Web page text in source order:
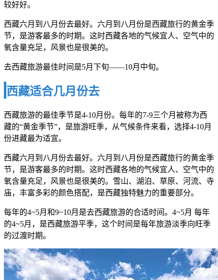
较好好。
西藏六月到八月份去最好。六月到八月份是西藏旅行的黄金季
节，是游客最多的时期。这时西藏各地的气候宜人、空气中的
氧含量充足，风景也是很美的。
去西藏旅游最佳时间是5月下旬——10月中旬。
西藏适合几月份去
西藏旅游的最佳季节是4-10月份。每年的7-9三个月被称为西
藏的“黄金季节”，是旅游旺季，从气候条件来看，选择4-10月
份进藏最为适宜。
西藏六月到八月份去最好。六月到八月份是西藏旅行的黄金季
节，是游客最多的时期。这时西藏各地的气候宜人、空气中的
氧含量充足，风景也是很美的。雪山、湖泊、草原、河流、寺
庙，丰富多彩的颜色搭配，是西藏独特魅力的重要部分。
每年的4~5月和9~10月是去西藏旅游的合适时间。4~5月 每年
的4~5月，是西藏旅游平季，这个时间是每年旅游淡季向旺季
的过渡时期。